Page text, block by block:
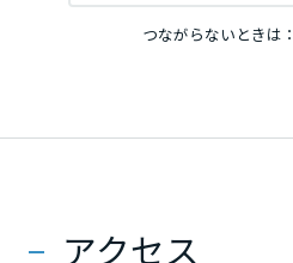
つながらないときは：
アクセス